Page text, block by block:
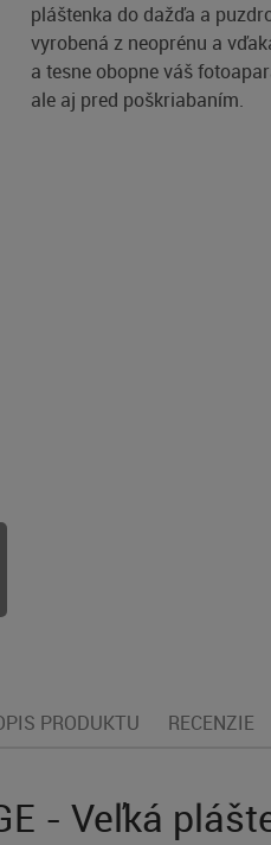
pláštenka do dažďa a
vyrobená z neoprénu a
a tesne obopne váš
ale aj pred poškriabaním.
PRODUKTU RECENZIE
- Veľká